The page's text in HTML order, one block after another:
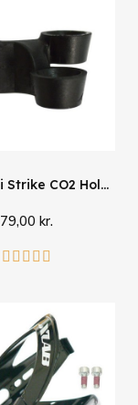
Xlab Multi Strike CO2 Holder
79,00 kr.
    